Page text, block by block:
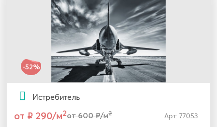
-52%
Истребитель
от ₽ 290/м2от 600 ₽/м2 Арт: 77053